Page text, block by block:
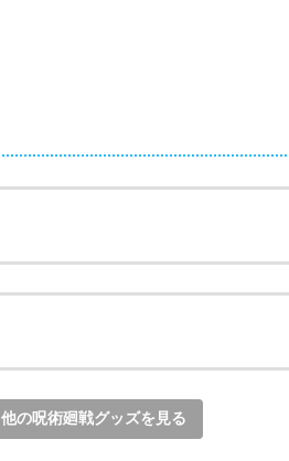
他の呪術廻戦グッズを見る